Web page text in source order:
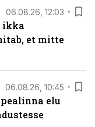
06.08.26, 12:03
ikka
et mitte
06.08.26, 10:45
elu